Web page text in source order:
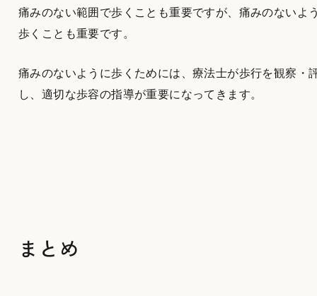
痛みのない範囲で歩くことも重要ですが、痛みのないよ
歩くことも重要です。
痛みのないように歩くためには、療法士が歩行を観察・
し、適切な歩容の指導が重要になってきます。
まとめ